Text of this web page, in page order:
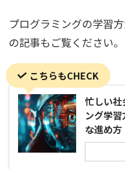
プログラミングの学習
の記事もご覧ください。
こちらもCHECK
忙しい社
ング学
な進め方